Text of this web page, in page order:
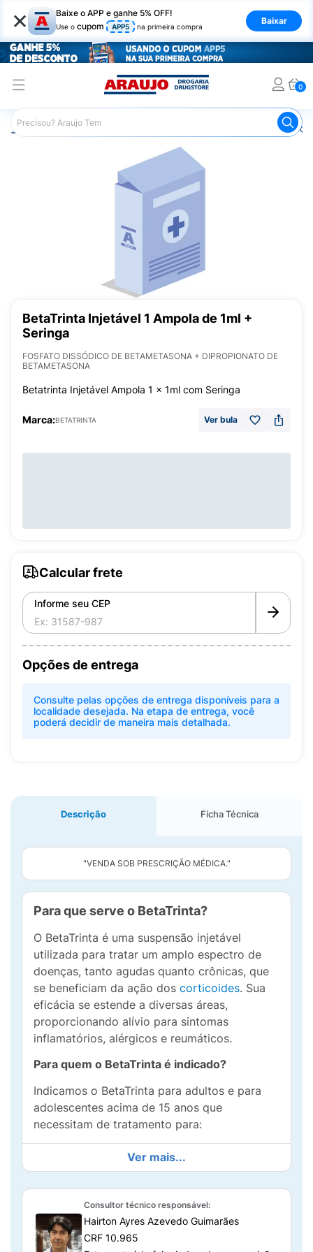
× Baixe o APP e ganhe 5% OFF!
Use o cupom APP5 na primeira compra
Baixar
0
Araujo Medicamentos Remédios para Alergias e
BetaTrinta Injetável 1 Ampola de 1ml +
Seringa
FOSFATO DISSÓDICO DE BETAMETASONA + DIPROPIONATO DE
BETAMETASONA
Betatrinta Injetável Ampola 1 x 1ml com Seringa
Marca:BETATRINTA Ver bula
Calcular frete
Informe seu CEP
Opções de entrega
Consulte pelas opções de entrega disponíveis para a
localidade desejada. Na etapa de entrega, você
poderá decidir de maneira mais detalhada.
Descrição Ficha Técnica
"VENDA SOB PRESCRIÇÃO MÉDICA."
Para que serve o BetaTrinta?
O BetaTrinta é uma suspensão injetável
utilizada para tratar um amplo espectro de
doenças, tanto agudas quanto crônicas, que
se beneficiam da ação dos corticoides. Sua
eficácia se estende a diversas áreas,
proporcionando alívio para sintomas
inflamatórios, alérgicos e reumáticos.
Para quem o BetaTrinta é indicado?
Indicamos o BetaTrinta para adultos e para
adolescentes acima de 15 anos que
necessitam de tratamento para:
Alterações osteomusculares e de tecidos
moles:Como artrite reumatoide,
osteoartrite, bursite, espondilite
anquilosante, dor nas costas, torcicolo e
fascite.
Condições alérgicas: Incluindo asma, rinite
Ver mais...
Consultor técnico responsável:
Hairton Ayres Azevedo Guimarães
CRF 10.965